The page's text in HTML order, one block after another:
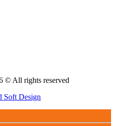
© All rights reserved
Soft Design